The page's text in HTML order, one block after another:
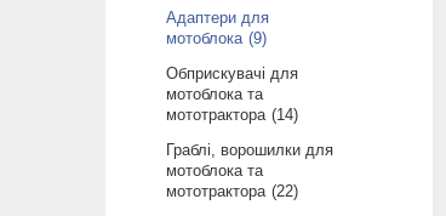
Адаптери для
мотоблока 9
Обприскувачі для
мотоблока та
мототрактора
14
Граблі, ворошилки для
мотоблока та
мототрактора 22